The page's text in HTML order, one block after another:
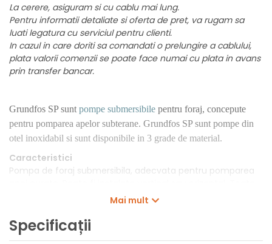
La cerere, asiguram si cu cablu mai lung.
Pentru informatii detaliate si oferta de pret, va rugam sa
luati legatura cu serviciul pentru clienti.
In cazul in care doriti sa comandati o prelungire a cablului,
plata valorii comenzii se poate face numai cu plata in avans
prin transfer bancar.
Grundfos SP sunt pompe submersibile pentru foraj, concepute
pentru pomparea apelor subterane. Grundfos SP sunt pompe din
otel inoxidabil si sunt disponibile in 3 grade de material.
Caracteristici
Pompa de foraj submersibila, adecvata pentru pomparea
componentele din otel sunt confectionate din otel
ridicata la coroziune. Aceasta pompa este omologata
pentru apa potabila. Pompa este echipata cu un motor 45
Mai mult
Specificații